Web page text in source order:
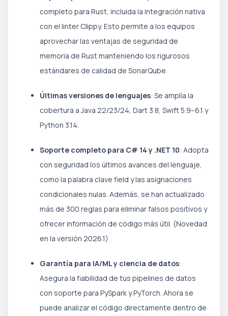
completo para Rust, incluida la integración nativa
con el linter Clippy. Esto permite a los equipos
aprovechar las ventajas de seguridad de
memoria de Rust manteniendo los rigurosos
estándares de calidad de SonarQube.
Últimas versiones de lenguajes: Se amplía la
cobertura a Java 22/23/24, Dart 3.8, Swift 5.9–6.1 y
Python 3.14.
Soporte completo para C# 14 y .NET 10: Adopta
con seguridad los últimos avances del lenguaje,
como la palabra clave field y las asignaciones
condicionales nulas. Además, se han actualizado
más de 300 reglas para eliminar falsos positivos y
ofrecer información de código más útil. (Novedad
en la versión 2026.1)
Garantía para IA/ML y ciencia de datos:
Asegura la fiabilidad de tus pipelines de datos
con soporte para PySpark y PyTorch. Ahora se
puede analizar el código directamente dentro de